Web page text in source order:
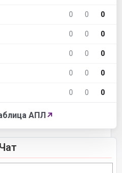
0 0 0
0 0 0
0 0 0
0 0 0
0 0 0
АПЛ ↗
Чат